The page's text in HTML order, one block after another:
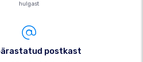
hulgast
postkast